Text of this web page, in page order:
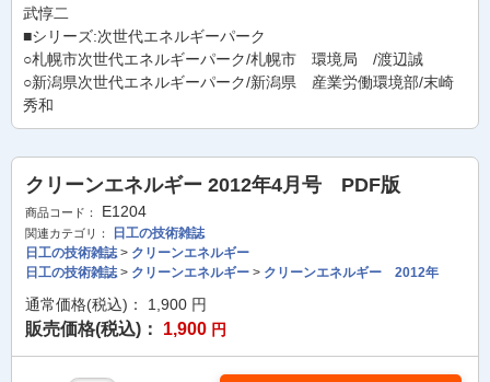
武惇二
■シリーズ:次世代エネルギーパーク
○札幌市次世代エネルギーパーク/札幌市 環境局 /渡辺誠
○新潟県次世代エネルギーパーク/新潟県 産業労働環境部/末崎
秀和
クリーンエネルギー 2012年4月号 PDF版
商品コード： E1204
関連カテゴリ：
日工の技術雑誌
日工の技術雑誌> クリーンエネルギー
日工の技術雑誌> クリーンエネルギー > クリーンエネルギー 2012年
通常価格(税込)： 1,900 円
販売価格(税込)： 1,900 円